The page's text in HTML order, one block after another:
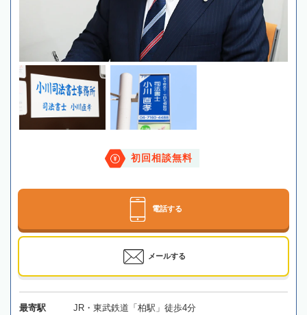
初回相談無料
電話する
メールする
最寄駅 JR・東武鉄道「柏駅」徒歩4分